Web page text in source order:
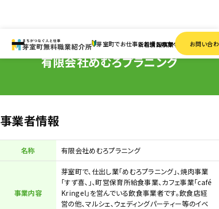
芽室町でお仕事をお探しの方へ
新着情報求人検索事業者一覧お問い合
有限会社めむろプラニング
事業者情報
名称 有限会社めむろプラニング
事業内容
芽室町で、仕出し業「めむろプラニング」、焼肉事業
「すず喜、」、町営保育所給食事業、カフェ事業「café
Kringel」を営んでいる飲食事業者です。飲食店経
営の他、マルシェ、ウェディングパーティー等のイベ